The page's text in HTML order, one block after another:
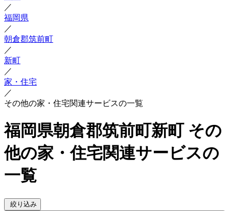
／
福岡県
／
朝倉郡筑前町
／
新町
／
家・住宅
／
その他の家・住宅関連サービスの一覧
福岡県朝倉郡筑前町新町 その
他の家・住宅関連サービスの
一覧
絞り込み